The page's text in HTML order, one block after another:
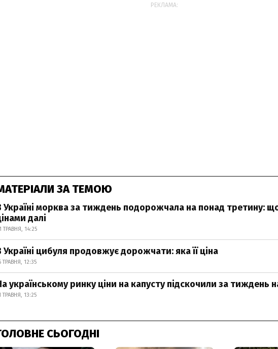
РЕКЛАМА:
ЗА ТЕМОЮ
Україні морква за тиждень подорожчала на понад третину:
далі
ТРАВНЯ, 14:25
Україні цибуля продовжує дорожчати: яка її ціна
ТРАВНЯ, 12:35
українському ринку ціни на капусту підскочили за тиждень
ТРАВНЯ, 13:25
СЬОГОДНІ